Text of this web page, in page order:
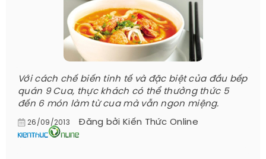
Với cách chế biến tinh tế và đặc biệt của đầu bếp
quán 9 Cua, thực khách có thể thưởng thức 5
đến 6 món làm từ cua mà vẫn ngon miệng.
26/09/2013 Đăng bởi Kiến Thức Online